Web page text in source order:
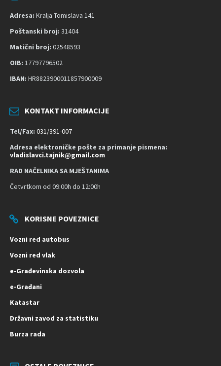
Adresa: Kralja Tomislava 141
Poštanski broj: 31404
Matični broj: 02548593
OIB: 17797796502
IBAN: HR8823900011857900009
KONTAKT INFORMACIJE
Tel/Fax: 031/391-007
Adresa elektroničke pošte za primanje pismena:
vladislavci.tajnik@gmail.com
RAD NAČELNIKA SA MJEŠTANIMA
Četvrtkom od 09:00h do 12:00h
KORISNE POVEZNICE
Vozni red autobus
Vozni red vlak
e-Građevinska dozvola
e-Građani
Katastar
Državni zavod za statistiku
Burza rada